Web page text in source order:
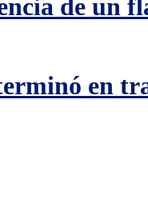
de un
en